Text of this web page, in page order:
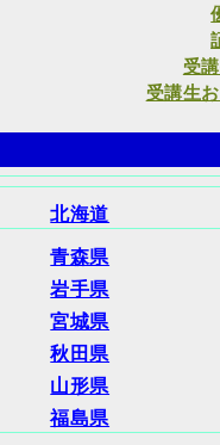
受
受講生
北海道
青森県
岩手県
宮城県
秋田県
山形県
福島県